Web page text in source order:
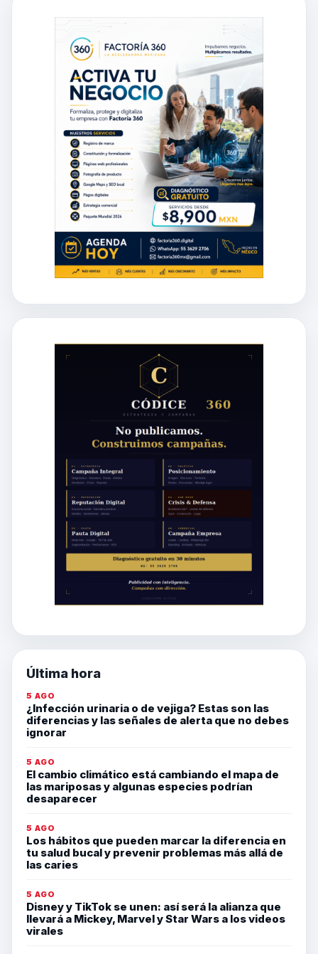
Última hora
5 AGO
¿Infección urinaria o de vejiga? Estas son las
diferencias y las señales de alerta que no debes
ignorar
5 AGO
El cambio climático está cambiando el mapa de
las mariposas y algunas especies podrían
desaparecer
5 AGO
Los hábitos que pueden marcar la diferencia en
tu salud bucal y prevenir problemas más allá de
las caries
5 AGO
Disney y TikTok se unen: así será la alianza que
llevará a Mickey, Marvel y Star Wars a los videos
virales